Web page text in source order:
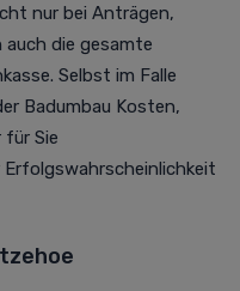
nur bei Anträgen,
auch die gesamte
Selbst im Falle
Badumbau Kosten,
Sie